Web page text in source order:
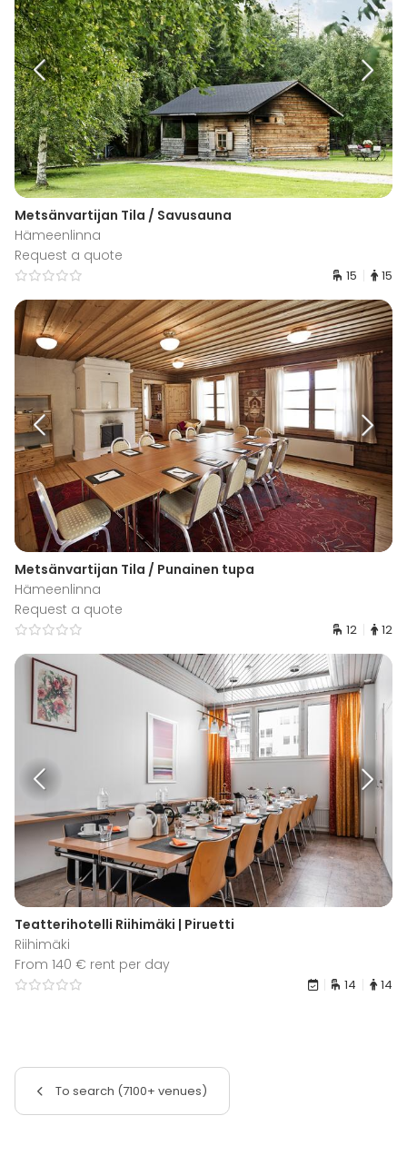
Metsänvartijan Tila / Savusauna
Hämeenlinna
Request a quote
15 15
Metsänvartijan Tila / Punainen tupa
Hämeenlinna
Request a quote
12 12
Teatterihotelli Riihimäki | Piruetti
Riihimäki
From 140 € rent per day
14 14
To search (7100+ venues)